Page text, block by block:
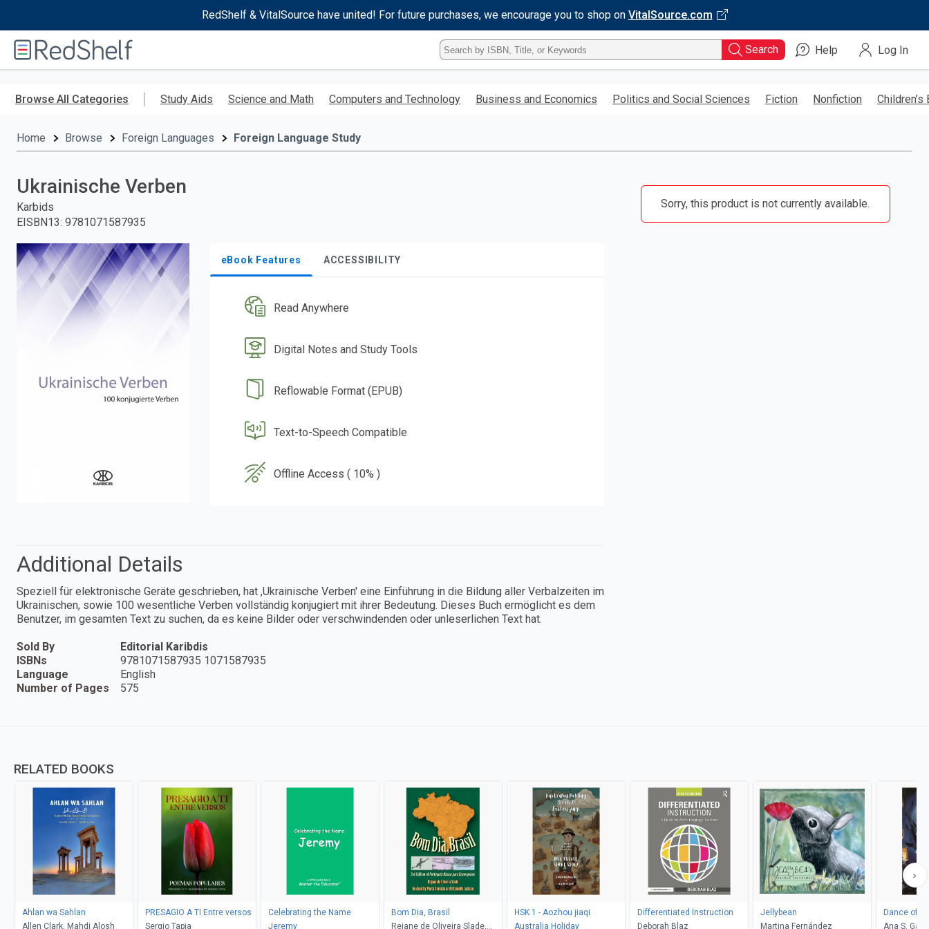
RedShelf & VitalSource have united! For future purchases, we encourage you to shop on VitalSource.com
RedShelf
Type
ISBN,
Title,
Keyword
Search Help Log In
Browse All Categories Study Aids Science and Math Computers and Technology Business and Economics Politics and Social Sciences Fiction Nonfiction Children’s
Home Browse Foreign Languages Foreign Language Study
Ukrainische Verben
Karbids
EISBN13: 9781071587935
eBook Features ACCESSIBILITY
Read Anywhere
Digital Notes and Study Tools
Reflowable Format (EPUB)
Text-to-Speech Compatible
Offline Access ( 10% )
Sorry, this product is not currently available.
Additional Details
Speziell für elektronische Geräte geschrieben, hat ,Ukrainische Verben' eine Einführung in die Bildung aller Verbalzeiten im
Ukrainischen, sowie 100 wesentliche Verben vollständig konjugiert mit ihrer Bedeutung. Dieses Buch ermöglicht es dem
Benutzer, im gesamten Text zu suchen, da es keine Bilder oder verschwindenden oder unleserlichen Text hat.
Sold By
Editorial Karibdis
ISBNs
9781071587935 1071587935
Language
English
Number of Pages
575
RELATED BOOKS
Ahlan wa Sahlan
Allen Clark, Mahdi Alosh
PRESAGIO A TI Entre versos
Sergio Tapia
Celebrating the Name
Jeremy
Bom Dia, Brasil
Rejane de Oliveira Slade,
HSK 1 - Aozhou jiaqi
Australia Holiday
Differentiated Instruction
Deborah Blaz
Jellybean
Martina Fernández
Dance of
Ana S. Gad